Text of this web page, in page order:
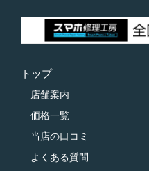
トップ
店舗案内
価格一覧
当店の口コミ
よくある質問